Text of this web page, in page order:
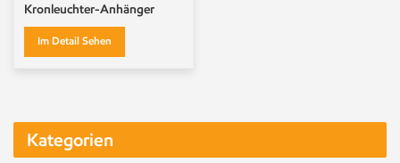
Kronleuchter-Anhänger
Im Detail Sehen
Kategorien